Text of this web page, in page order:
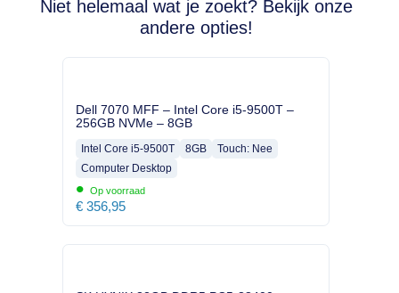
Niet helemaal wat je zoekt? Bekijk onze
andere opties!
Dell 7070 MFF – Intel Core i5-9500T –
256GB NVMe – 8GB
Intel Core i5-9500T 8GB
Touch: Nee
Computer Desktop
• Op voorraad
€ 356,95